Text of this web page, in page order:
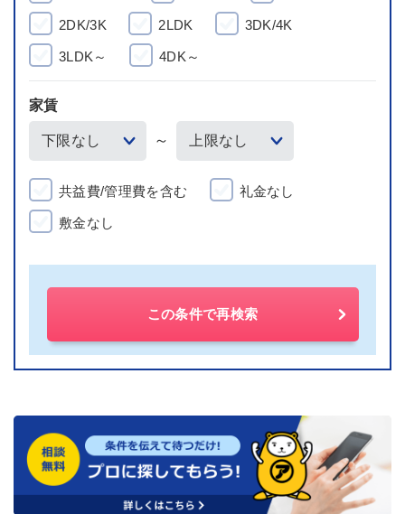
2DK/3K 2LDK 3DK/4K
3LDK～ 4DK～
家賃
～
共益費/管理費を含む 礼金なし
敷金なし
この条件で再検索